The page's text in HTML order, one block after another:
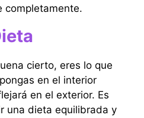
completamente.
cierto, eres lo que
en el interior
en el exterior. Es
una dieta equilibrada y